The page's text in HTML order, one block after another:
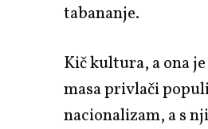
tabananje.
Kič kultura, a ona
masa privlači
nacionalizam, a s